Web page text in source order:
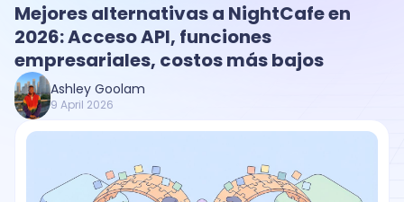
Mejores alternativas a NightCafe en
2026: Acceso API, funciones
empresariales, costos más bajos
Ashley Goolam
9 April 2026